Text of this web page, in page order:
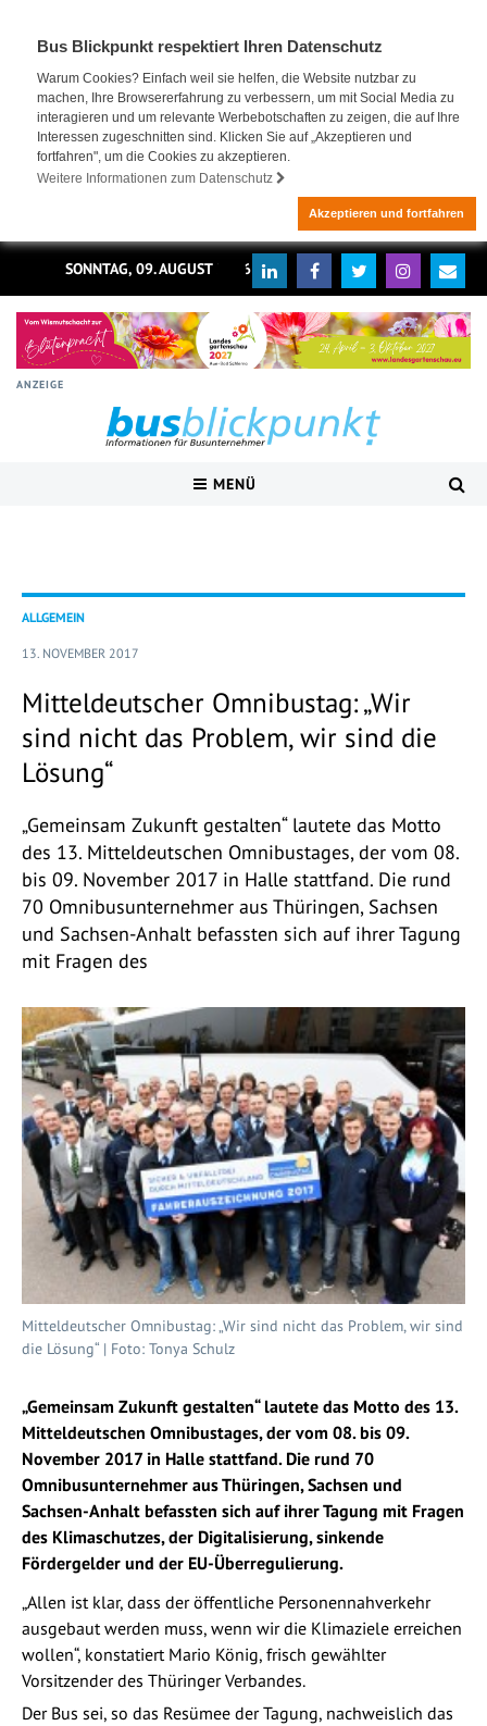
Bus Blickpunkt respektiert Ihren Datenschutz
Warum Cookies? Einfach weil sie helfen, die Website nutzbar zu
machen, Ihre Browsererfahrung zu verbessern, um mit Social Media zu
interagieren und um relevante Werbebotschaften zu zeigen, die auf Ihre
Interessen zugeschnitten sind. Klicken Sie auf „Akzeptieren und
fortfahren", um die Cookies zu akzeptieren.
Weitere Informationen zum Datenschutz
Akzeptieren und fortfahren
SONNTAG, 09. AUGUST 2026
ANZEIGE
MENÜ
ALLGEMEIN
13. NOVEMBER 2017
Mitteldeutscher Omnibustag: „Wir
sind nicht das Problem, wir sind die
Lösung“
„Gemeinsam Zukunft gestalten“ lautete das Motto
des 13. Mitteldeutschen Omnibustages, der vom 08.
bis 09. November 2017 in Halle stattfand. Die rund
70 Omnibusunternehmer aus Thüringen, Sachsen
und Sachsen-Anhalt befassten sich auf ihrer Tagung
mit Fragen des
Mitteldeutscher Omnibustag: „Wir sind nicht das Problem, wir sind
die Lösung“ | Foto: Tonya Schulz
„Gemeinsam Zukunft gestalten“ lautete das Motto des 13.
Mitteldeutschen Omnibustages, der vom 08. bis 09.
November 2017 in Halle stattfand. Die rund 70
Omnibusunternehmer aus Thüringen, Sachsen und
Sachsen-Anhalt befassten sich auf ihrer Tagung mit Fragen
des Klimaschutzes, der Digitalisierung, sinkende
Fördergelder und der EU-Überregulierung.
„Allen ist klar, dass der öffentliche Personennahverkehr
ausgebaut werden muss, wenn wir die Klimaziele erreichen
wollen“, konstatiert Mario König, frisch gewählter
Vorsitzender des Thüringer Verbandes.
Der Bus sei, so das Resümee der Tagung, nachweislich das